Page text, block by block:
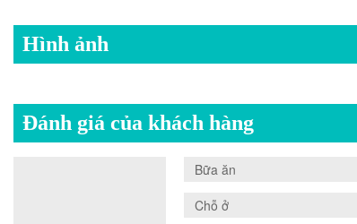
Hình ảnh
Đánh giá của khách hàng
0.0Bữa ăn
0.0
Chỗ ở